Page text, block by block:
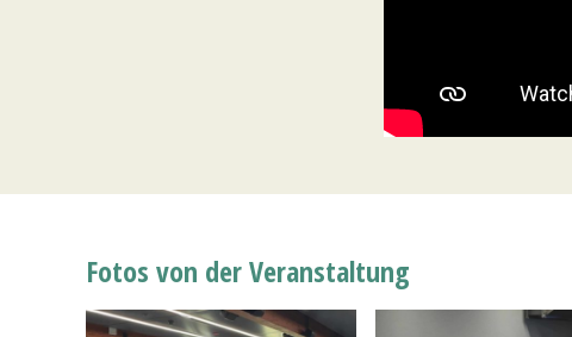
Fotos von der Veranstaltung